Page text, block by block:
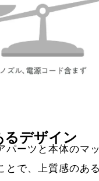
るデザイン
パーツと本体のマ
とで、上質感のあ